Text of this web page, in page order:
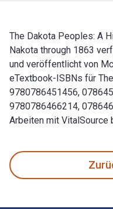
The Dakota Peoples: A
Nakota through 1863
und veröffentlicht von
eTextbook-ISBNs für
9780786451456,
9780786466214,
Arbeiten mit VitalSource